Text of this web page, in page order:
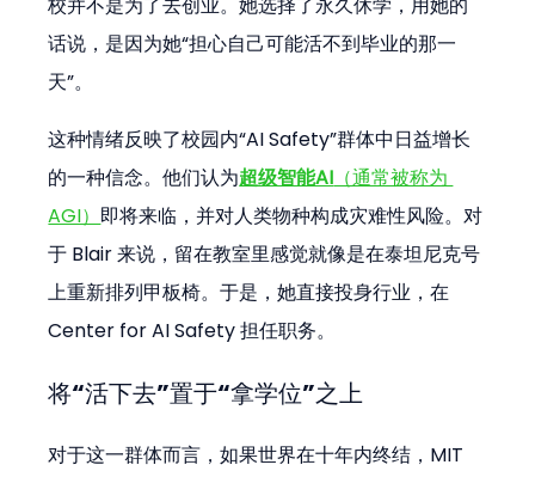
话说，是因为她“担心自己可能活不到毕业的那一
天”。
这种情绪反映了校园内“AI Safety”群体中日益增长
的一种信念。他们认为超级智能AI （通常被称为
AGI） 即将来临，并对人类物种构成灾难性风险。对
于 Blair 来说，留在教室里感觉就像是在泰坦尼克号
上重新排列甲板椅。于是，她直接投身行业，在
Center for AI Safety 担任职务。
将“活下去”置于“拿学位”之上
对于这一群体而言，如果世界在十年内终结，MIT